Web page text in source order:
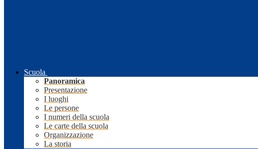
Scuola
Panoramica
Presentazione
I luoghi
Le persone
I numeri della scuola
Le carte della scuola
Organizzazione
La storia